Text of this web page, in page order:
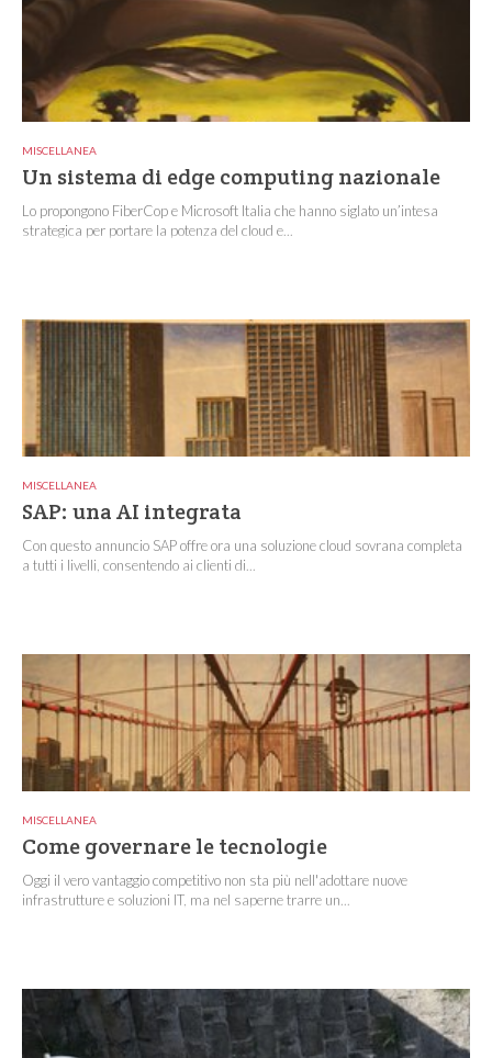
MISCELLANEA
Un sistema di edge computing nazionale
Lo propongono FiberCop e Microsoft Italia che hanno siglato un’intesa
strategica per portare la potenza del cloud e...
MISCELLANEA
SAP: una AI integrata
Con questo annuncio SAP offre ora una soluzione cloud sovrana completa
a tutti i livelli, consentendo ai clienti di...
MISCELLANEA
Come governare le tecnologie
Oggi il vero vantaggio competitivo non sta più nell'adottare nuove
infrastrutture e soluzioni IT, ma nel saperne trarre un...